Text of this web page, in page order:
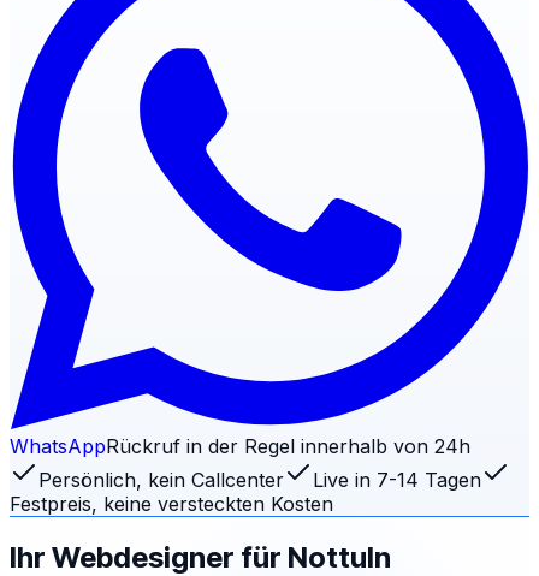
WhatsAppRückruf in der Regel innerhalb von 24h
Persönlich, kein Callcenter
Live in 7-14 Tagen
Festpreis, keine versteckten Kosten
Ihr Webdesigner für Nottuln